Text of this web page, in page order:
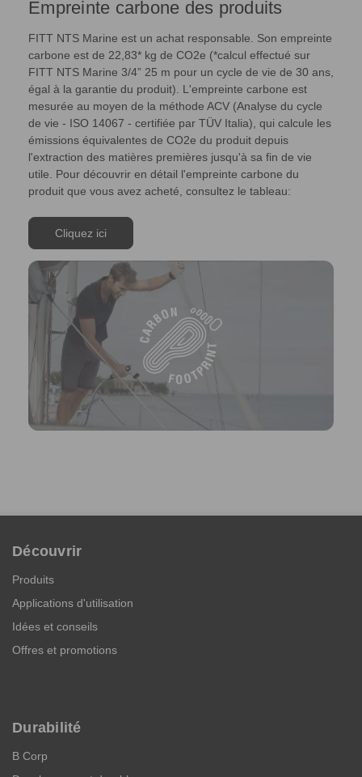
Empreinte carbone des produits
FITT NTS Marine est un achat responsable. Son empreinte
carbone est de 22,83* kg de CO2e (*calcul effectué sur
FITT NTS Marine 3/4” 25 m pour un cycle de vie de 30 ans,
égal à la garantie du produit). L'empreinte carbone est
mesurée au moyen de la méthode ACV (Analyse du cycle
de vie - ISO 14067 - certifiée par TÜV Italia), qui calcule les
émissions équivalentes de CO2e du produit depuis
l'extraction des matières premières jusqu'à sa fin de vie
utile. Pour découvrir en détail l'empreinte carbone du
produit que vous avez acheté, consultez le tableau:
Cliquez ici
Découvrir
Produits
Applications d'utilisation
Idées et conseils
Offres et promotions
Durabilité
B Corp